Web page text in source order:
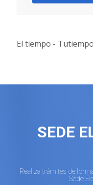
El tiempo -
SEDE
Realiza trámites de
Sede